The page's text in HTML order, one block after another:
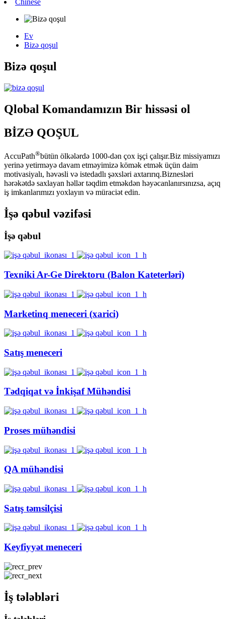
Chinese
Ev
Bizə qoşul
Bizə qoşul
Qlobal Komandamızın Bir hissəsi ol
BİZƏ QOŞUL
AccuPath®bütün ölkələrdə 1000-dən çox işçi çalışır.Biz missiyamızı
yerinə yetirməyə davam etməyimizə kömək etmək üçün daim
motivasiyalı, həvəsli və istedadlı şəxsləri axtarırıq.Biznesləri
hərəkətdə saxlayan həllər təqdim etməkdən həyəcanlanırsınızsa, açıq
iş imkanlarımızı yoxlayın və müraciət edin.
İşə qəbul vəzifəsi
İşə qəbul
Texniki Ar-Ge Direktoru (Balon Kateterləri)
Marketinq meneceri (xarici)
Satış meneceri
Tədqiqat və İnkişaf Mühəndisi
Proses mühəndisi
QA mühəndisi
Satış təmsilçisi
Keyfiyyət meneceri
İş tələbləri